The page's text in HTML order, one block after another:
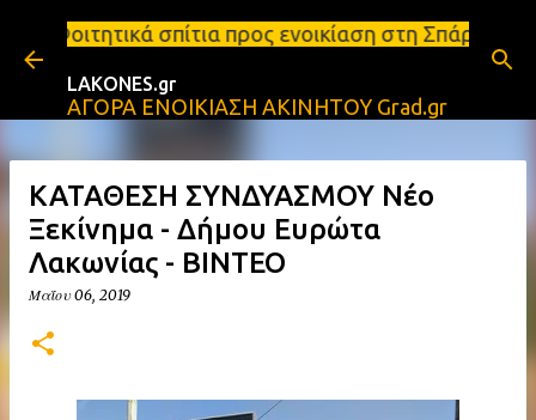
Μετάβαση στο κύριο περιεχόμενο
προς ενοικίαση στη Σπάρτη Ενοικιάσεις
LAKONES.gr
ΑΓΟΡΑ ΕΝΟΙΚΙΑΣΗ ΑΚΙΝΗΤΟΥ Grad.gr
ΚΑΤΑΘΕΣΗ ΣΥΝΔΥΑΣΜΟΥ Νέο
Ξεκίνημα - Δήμου Ευρώτα
Λακωνίας - ΒΙΝΤΕΟ
Μαΐου 06, 2019